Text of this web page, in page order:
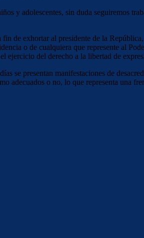
y adolescentes, sin duda seguiremos
de exhortar al presidente de la República,
o de cualquiera que represente al
ejercicio del derecho a la libertad de
se presentan manifestaciones de
adecuados o no, lo que representa una